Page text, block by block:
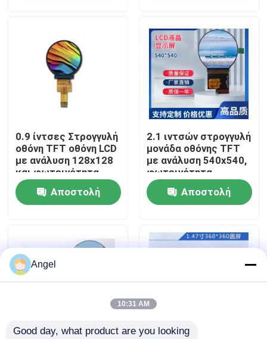
Βίντεο
VR παρουσιάστε
Περίπου εμείς
Γύρος εργοστασίων
Μας ελάτε σε επαφή με
Επίδειξη LCD TFT
0.9 ίντσες Στρογγυλή
οθόνη TFT οθόνη LCD
με ανάλυση 128x128
και φωτεινότητα
350cd/m2 ST7735
Driver
Αποστολή
2.1 ιντσών στρογγυλή
μονάδα οθόνης TFT
με ανάλυση 540x540,
φωτεινότητα
350cd/m² και
διεπαφή MIPI
Αποστολή
Angel
10:31 AM
Good day, what product are you looking